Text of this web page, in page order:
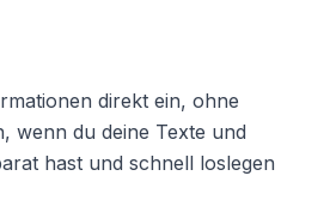
direkt ein, ohne
wenn du deine Texte und
hast und schnell loslegen